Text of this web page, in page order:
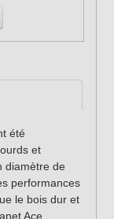
été
et
diamètre de
performances
le bois dur et
Ace